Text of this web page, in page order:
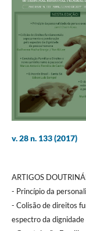
v. 28 n. 133 (2017)
ARTIGOS
- Princípio da
- Colisão de direitos
espectro da